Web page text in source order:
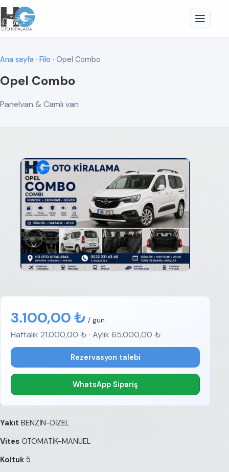
Ana sayfa · Filo · Opel Combo
Opel Combo
Panelvan & Camlı van
3.100,00 ₺ / gün
Haftalık 21.000,00 ₺ · Aylık 65.000,00 ₺
Rezervasyon talebi
WhatsApp Sipariş
Yakıt BENZİN-DİZEL
Vites OTOMATİK-MANUEL
Koltuk 5